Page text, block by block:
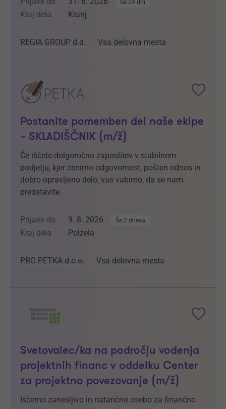
Še 24 dni
Kraj dela Kranj
REGIA GROUP d.d. Vsa delovna mesta
Postanite pomemben del naše ekipe
– SKLADIŠČNIK (m/ž)
Če iščete dolgoročno zaposlitev v stabilnem
podjetju, kjer cenimo odgovornost, pošten odnos in
dobro opravljeno delo, vas vabimo, da se nam
predstavite.
Prijave do 9. 8. 2026 Še 2 dneva
Kraj dela Polzela
PRO PETKA d.o.o. Vsa delovna mesta
Svetovalec/ka na področju vodenja
projektnih financ v oddelku Center
za projektno povezovanje (m/ž)
Iščemo zanesljivo in natančno osebo za finančno